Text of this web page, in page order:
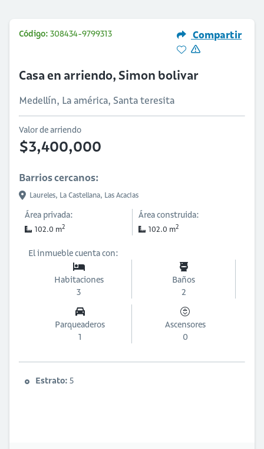
Código: 308434-9799313 Compartir
Casa en arriendo, Simon bolivar
Medellín, La américa, Santa teresita
Valor de arriendo
$3,400,000
Barrios cercanos:
Laureles, La Castellana, Las Acacias
Área privada:
102.0 m2
Área construida:
102.0 m2
El inmueble cuenta con:
Habitaciones
3
Baños
2
Parqueaderos
1
Ascensores
0
Estrato: 5